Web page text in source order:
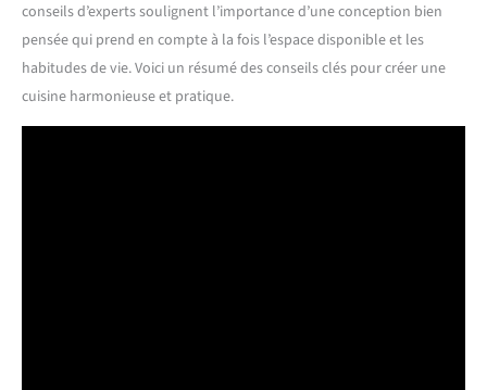
conseils d’experts soulignent l’importance d’une conception bien
pensée qui prend en compte à la fois l’espace disponible et les
habitudes de vie. Voici un résumé des conseils clés pour créer une
cuisine harmonieuse et pratique.